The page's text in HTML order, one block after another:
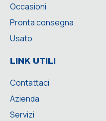
Occasioni
Pronta consegna
Usato
LINK UTILI
Contattaci
Azienda
Servizi